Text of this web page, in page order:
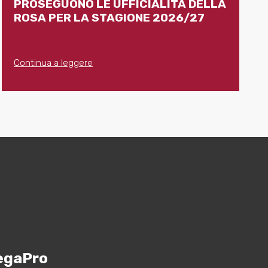
PROSEGUONO LE UFFICIALITÀ DELLA
ROSA PER LA STAGIONE 2026/27
Continua a leggere